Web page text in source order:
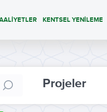
KENTSEL YENİLEME
Projeler